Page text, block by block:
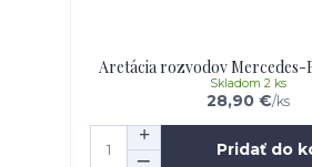
Aretácia rozvodov Mercedes-
28,90 €/ks
Skladom 2 ks
Pridať do